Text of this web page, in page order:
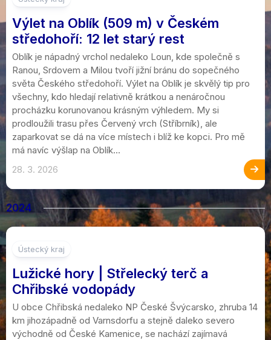
Výlet na Oblík (509 m) v Českém
středohoří: 12 let starý rest
Oblík je nápadný vrchol nedaleko Loun, kde společně s
Ranou, Srdovem a Milou tvoří jižní bránu do sopečného
světa Českého středohoří. Výlet na Oblík je skvělý tip pro
všechny, kdo hledají relativně krátkou a nenáročnou
procházku korunovanou krásným výhledem. My si
prodloužili trasu přes Červený vrch (Stříbrník), ale
zaparkovat se dá na více místech i blíž ke kopci. Pro mě
má navíc výšlap na Oblík...
28. 3. 2026
2024
Ústecký kraj
Lužické hory | Střelecký terč a
Chřibské vodopády
U obce Chřibská nedaleko NP České Švýcarsko, zhruba 14
km jihozápadně od Varnsdorfu a stejně daleko severo
východně od České Kamenice, se nachází zajímavá